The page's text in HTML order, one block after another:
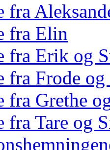
fra
fra Elin
fra Erik og
fra Frode
fra Grethe
fra Tare og